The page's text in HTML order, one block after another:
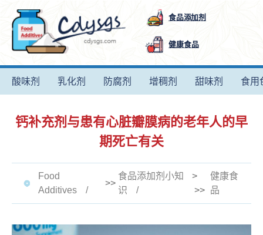
食品添加剂
健康食品
酸味剂 乳化剂 防腐剂 增稠剂 甜味剂 食用
钙补充剂与患有心脏瓣膜病的老年人的早
期死亡有关
Food
Additives
>>
食品添加剂小知
识
>
>>
健康食
品